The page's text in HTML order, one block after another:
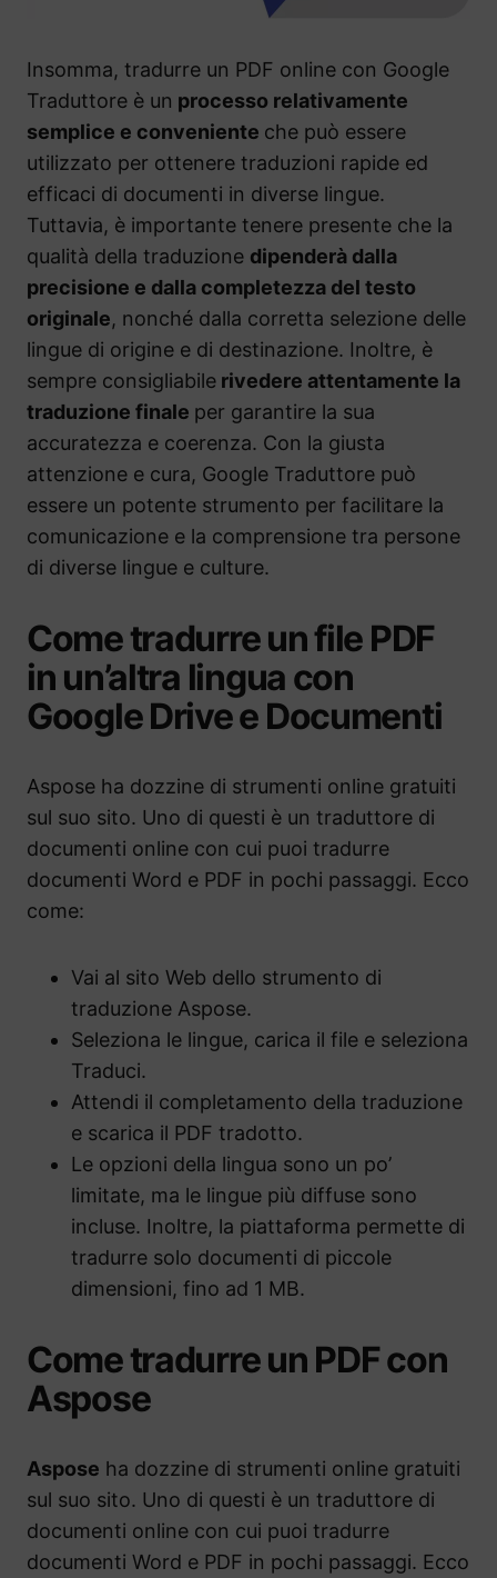
Insomma, tradurre un PDF online con Google
Traduttore è un processo relativamente
semplice e conveniente che può essere
utilizzato per ottenere traduzioni rapide ed
efficaci di documenti in diverse lingue.
Tuttavia, è importante tenere presente che la
qualità della traduzione dipenderà dalla
precisione e dalla completezza del testo
originale, nonché dalla corretta selezione delle
lingue di origine e di destinazione. Inoltre, è
sempre consigliabile rivedere attentamente la
traduzione finale per garantire la sua
accuratezza e coerenza. Con la giusta
attenzione e cura, Google Traduttore può
essere un potente strumento per facilitare la
comunicazione e la comprensione tra persone
di diverse lingue e culture.
Come tradurre un file PDF
in un’altra lingua con
Google Drive e Documenti
Aspose ha dozzine di strumenti online gratuiti
sul suo sito. Uno di questi è un traduttore di
documenti online con cui puoi tradurre
documenti Word e PDF in pochi passaggi. Ecco
come:
Vai al sito Web dello strumento di
traduzione Aspose.
Seleziona le lingue, carica il file e seleziona
Traduci.
Attendi il completamento della traduzione
e scarica il PDF tradotto.
Le opzioni della lingua sono un po’
limitate, ma le lingue più diffuse sono
incluse. Inoltre, la piattaforma permette di
tradurre solo documenti di piccole
dimensioni, fino ad 1 MB.
Come tradurre un PDF con
Aspose
Aspose ha dozzine di strumenti online gratuiti
sul suo sito. Uno di questi è un traduttore di
documenti online con cui puoi tradurre
documenti Word e PDF in pochi passaggi. Ecco